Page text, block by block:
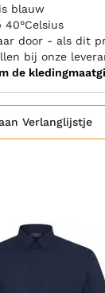
blauw
40°Celsius
door - als dit
bij onze
de
Verlanglijstje